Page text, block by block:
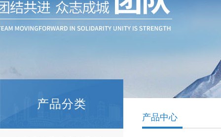
产品分类
产品中心